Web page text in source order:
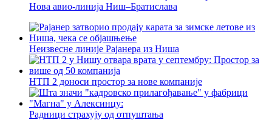
Нова авио-линија Ниш–Братислава
Неизвесне линије Рајанера из Ниша
НТП 2 доноси простор за нове компаније
Радници страхују од отпуштања